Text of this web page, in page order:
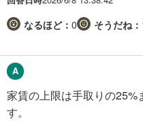
なるほど： 0 そうだね：
家賃の上限は手取りの
す。